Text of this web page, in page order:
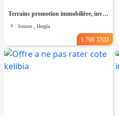
Terrains promotion immobilière, investisseurs
Sousse , Hergla
1.700 TND